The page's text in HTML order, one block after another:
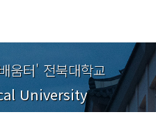
움터' 전북대학교
University